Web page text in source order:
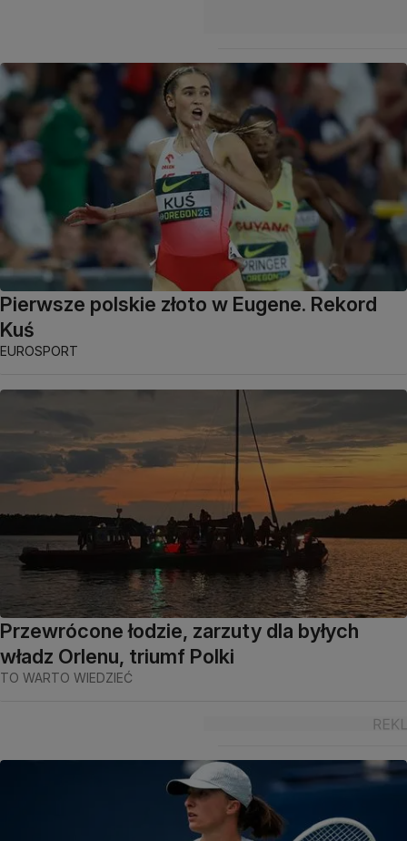
Pierwsze polskie złoto w Eugene. Rekord
Kuś
EUROSPORT
Przewrócone łodzie, zarzuty dla byłych
władz Orlenu, triumf Polki
TO WARTO WIEDZIEĆ